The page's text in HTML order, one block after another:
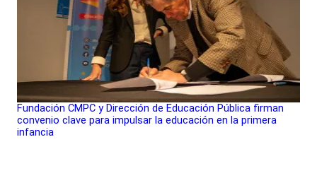
Fundación CMPC y Dirección de Educación Pública firman
convenio clave para impulsar la educación en la primera
infancia